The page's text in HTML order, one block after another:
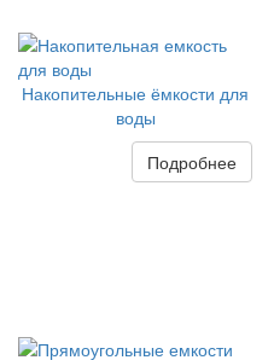
Накопительные ёмкости для
воды
Подробнее